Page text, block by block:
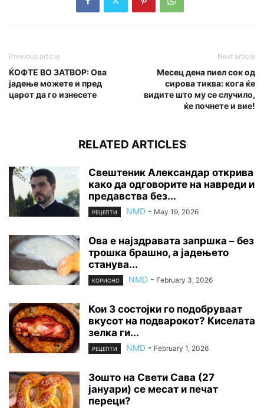
Previous article
ЌОФТЕ ВО ЗАТВОР: Ова
јадење можете и пред
царот да го изнесете
Next article
Месец дена пиел сок од
сирова тиква: кога ќе
видите што му се случило,
ќе почнете и вие!
RELATED ARTICLES
Свештеник Александар открива
како да одговорите на навреди и
предавства без...
РЕЦЕПТИ NMD - May 19, 2026
Ова е најздравата запршка – без
трошка брашно, а јадењето
станува...
КОРИСНО NMD - February 3, 2026
Кои 3 состојки го подобруваат
вкусот на подварокот? Киселата
зелка ги...
РЕЦЕПТИ NMD - February 1, 2026
Зошто на Свети Сава (27
јануари) се месат и печат
переци?